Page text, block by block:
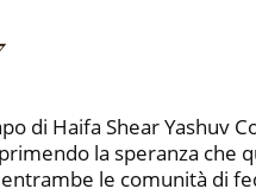
di Haifa Shear Yashuv
la speranza che
le comunità di